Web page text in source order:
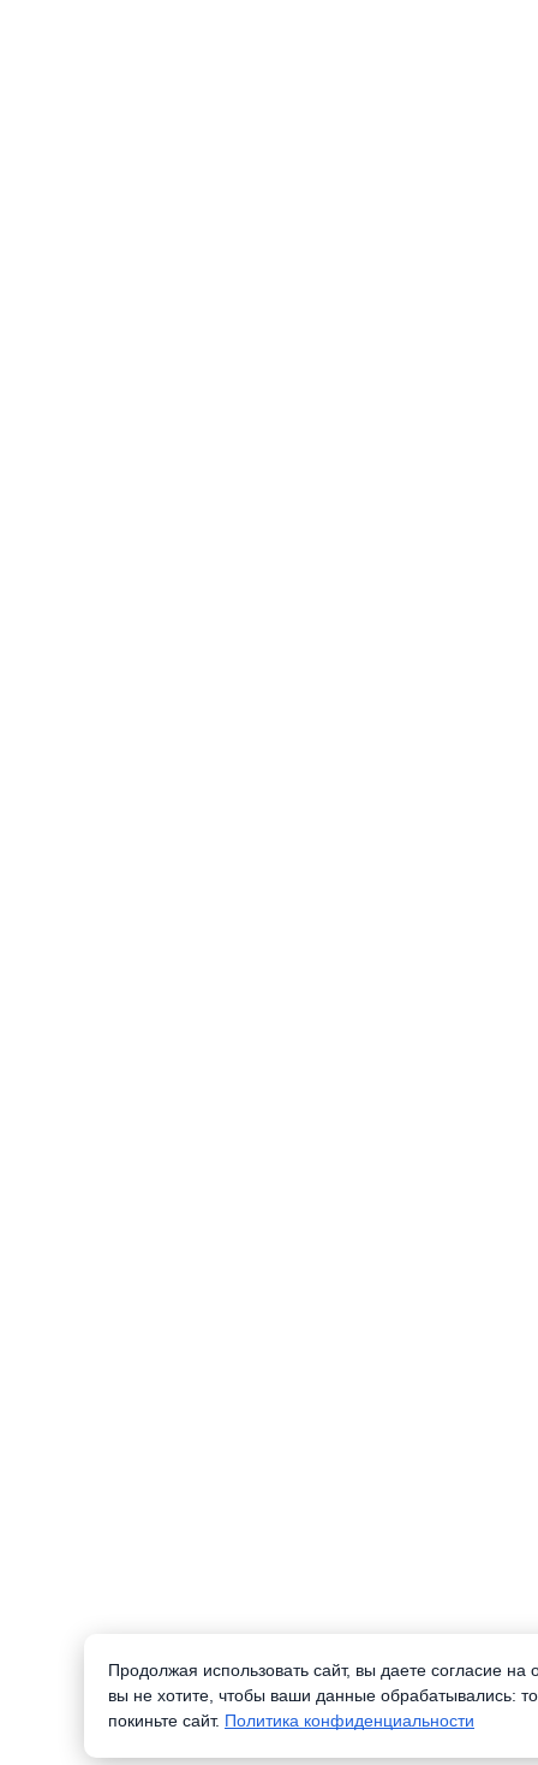
Продолжая использовать сайт, вы даете согласие
вы не хотите, чтобы ваши данные обрабатывались:
покиньте сайт. Политика конфиденциальности